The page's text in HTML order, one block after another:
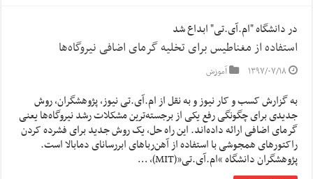
در دانشگاه "ام.آی.تی" ابداع شد
استفاده از مغناطیس برای تخلیه گرمای اضافی نیروگاه‌ها
۱۳۹۷/۰۷/۱۸ آموزش
به گزارش کسب و کار نیوز و به نقل از ام.آی.تی نیوز، پژوهشگران، روش
جدیدی برای چگونگی رفع یکی از برجسته‌ترین مشکلات رشد نیروگاه‌ها یعنی
گرمای اضافی ارائه داده‌اند. این راه حل، یک روش جدید برای فشرده کردن
راکتورهای همجوشی با استفاده از آهن‌رباهای ابررسانای دمابالا است.
پژوهشگران دانشگاه “ام.آی.تی”(MIT)، …